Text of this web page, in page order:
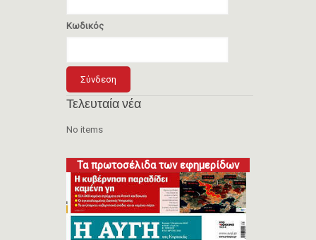
Κωδικός
Τελευταία νέα
No items
Τα πρωτοσέλιδα των εφημερίδων